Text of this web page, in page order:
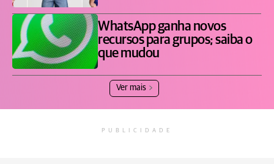
WhatsApp ganha novos
recursos para grupos; saiba o
que mudou
Ver mais
PUBLICIDADE